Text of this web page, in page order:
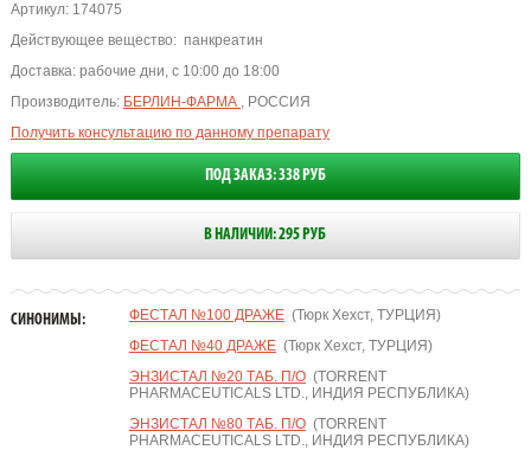
Артикул:174075
Действующее вещество: панкреатин
Доставка: рабочие дни, с 10:00 до 18:00
Производитель: БЕРЛИН-ФАРМА , РОССИЯ
Получить консультацию по данному препарату
ПОД ЗАКАЗ: 338 РУБ
В НАЛИЧИИ: 295 РУБ
СИНОНИМЫ: ФЕСТАЛ №100 ДРАЖЕ(Тюрк Хехст, ТУРЦИЯ)
ФЕСТАЛ №40 ДРАЖЕ(Тюрк Хехст, ТУРЦИЯ)
ЭНЗИСТАЛ №20 ТАБ. П/О(TORRENT
PHARMACEUTICALS LTD., ИНДИЯ РЕСПУБЛИКА)
ЭНЗИСТАЛ №80 ТАБ. П/О(TORRENT
PHARMACEUTICALS LTD., ИНДИЯ РЕСПУБЛИКА)